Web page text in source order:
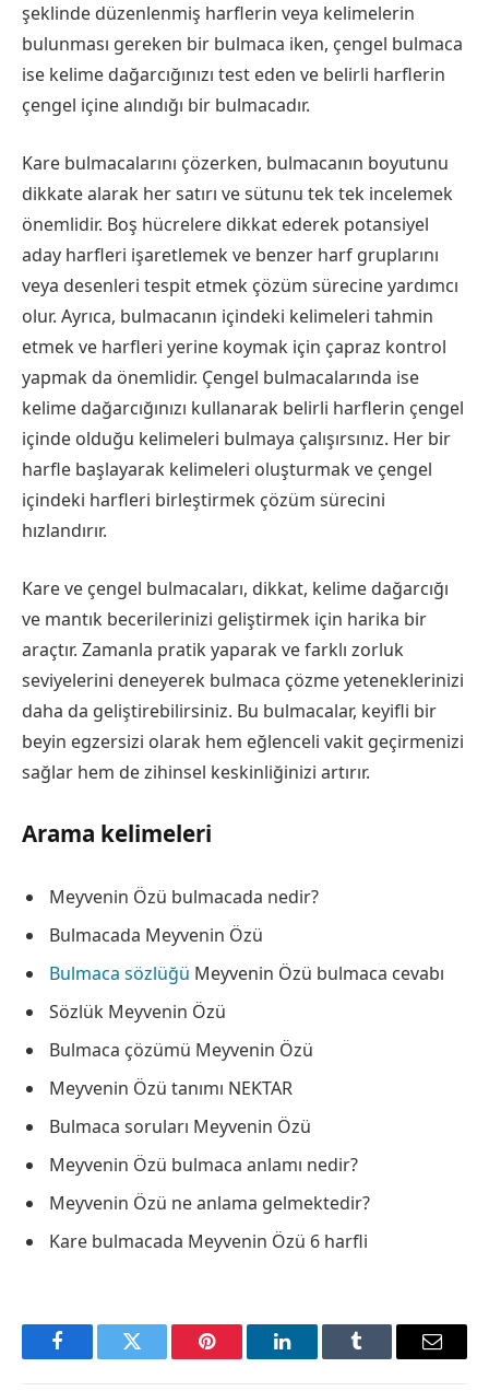
şeklinde düzenlenmiş harflerin veya kelimelerin
bulunması gereken bir bulmaca iken, çengel bulmaca
ise kelime dağarcığınızı test eden ve belirli harflerin
çengel içine alındığı bir bulmacadır.
Kare bulmacalarını çözerken, bulmacanın boyutunu
dikkate alarak her satırı ve sütunu tek tek incelemek
önemlidir. Boş hücrelere dikkat ederek potansiyel
aday harfleri işaretlemek ve benzer harf gruplarını
veya desenleri tespit etmek çözüm sürecine yardımcı
olur. Ayrıca, bulmacanın içindeki kelimeleri tahmin
etmek ve harfleri yerine koymak için çapraz kontrol
yapmak da önemlidir. Çengel bulmacalarında ise
kelime dağarcığınızı kullanarak belirli harflerin çengel
içinde olduğu kelimeleri bulmaya çalışırsınız. Her bir
harfle başlayarak kelimeleri oluşturmak ve çengel
içindeki harfleri birleştirmek çözüm sürecini
hızlandırır.
Kare ve çengel bulmacaları, dikkat, kelime dağarcığı
ve mantık becerilerinizi geliştirmek için harika bir
araçtır. Zamanla pratik yaparak ve farklı zorluk
seviyelerini deneyerek bulmaca çözme yeteneklerinizi
daha da geliştirebilirsiniz. Bu bulmacalar, keyifli bir
beyin egzersizi olarak hem eğlenceli vakit geçirmenizi
sağlar hem de zihinsel keskinliğinizi artırır.
Arama kelimeleri
Meyvenin Özü bulmacada nedir?
Bulmacada Meyvenin Özü
Bulmaca sözlüğü Meyvenin Özü bulmaca cevabı
Sözlük Meyvenin Özü
Bulmaca çözümü Meyvenin Özü
Meyvenin Özü tanımı NEKTAR
Bulmaca soruları Meyvenin Özü
Meyvenin Özü bulmaca anlamı nedir?
Meyvenin Özü ne anlama gelmektedir?
Kare bulmacada Meyvenin Özü 6 harfli
FacebookTwitter Pinterest LinkedInTumblr Email